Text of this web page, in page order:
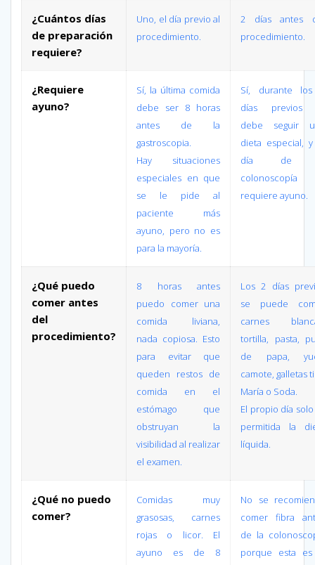
¿Cuántos días
de preparación
requiere?
Uno, el día previo al
procedimiento.
2 días antes
procedimiento.
¿Requiere
ayuno?
Sí, la última comida
debe ser 8 horas
antes de la
gastroscopia.
Hay situaciones
especiales en que
se le pide al
paciente más
ayuno, pero no es
para la mayoría.
Sí, durante
días previos
debe seguir
dieta especial,
día de
colonoscopía
requiere ayuno.
¿Qué puedo
comer antes
del
procedimiento?
8 horas antes
puedo comer una
comida liviana,
nada copiosa. Esto
para evitar que
queden restos de
comida en el
estómago que
obstruyan la
visibilidad al realizar
el examen.
Los 2 días
se puede
carnes
tortilla, pasta,
de papa,
camote, galletas
María o Soda.
El propio día
permitida la
líquida.
¿Qué no puedo
comer?
Comidas muy
grasosas, carnes
rojas o licor. El
ayuno es de 8
No se
comer fibra
de la
porque esta